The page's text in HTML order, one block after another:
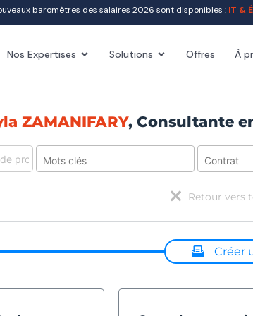
baromètres des salaires 2026 sont disponibles : IT &
Nos Expertises Solutions Offres À
ZAMANIFARY, Consultante
Retour vers
Créer